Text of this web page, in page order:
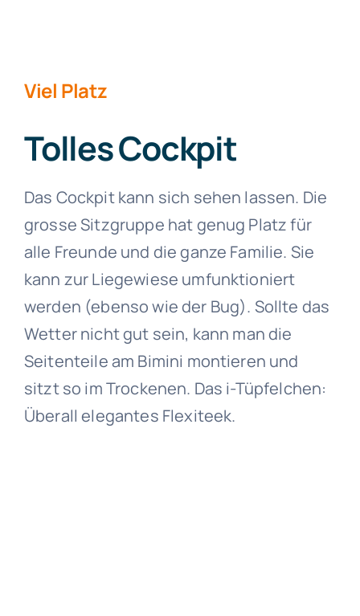
Viel Platz
Tolles Cockpit
Das Cockpit kann sich sehen lassen. Die
grosse Sitzgruppe hat genug Platz für
alle Freunde und die ganze Familie. Sie
kann zur Liegewiese umfunktioniert
werden (ebenso wie der Bug). Sollte das
Wetter nicht gut sein, kann man die
Seitenteile am Bimini montieren und
sitzt so im Trockenen. Das i-Tüpfelchen:
Überall elegantes Flexiteek.